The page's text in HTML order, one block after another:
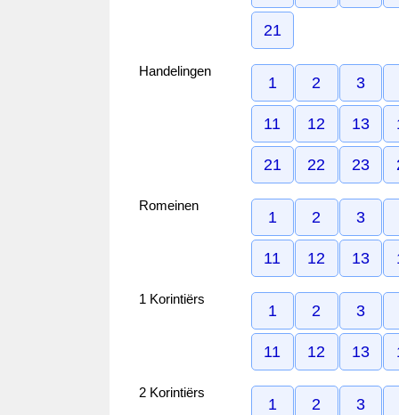
21
Handelingen
1 2 3
11 12 13
21 22 23
Romeinen
1 2 3
11 12 13
1 Korintiërs
1 2 3
11 12 13
2 Korintiërs
1 2 3